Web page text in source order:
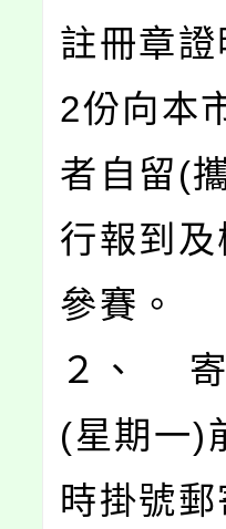
註冊章
2份向本
者自留(
行報到
參賽。
２、 寄
(星期一)
時掛號